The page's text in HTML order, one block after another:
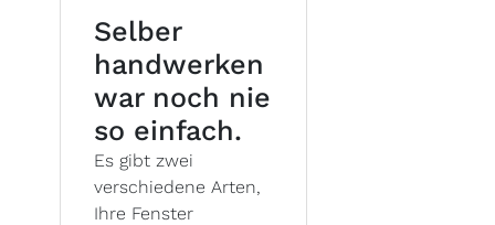
Selber
handwerken
war noch nie
so einfach.
Es gibt zwei
verschiedene Arten,
Ihre Fenster